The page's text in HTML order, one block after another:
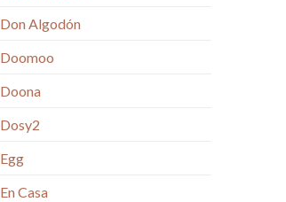
Don Algodón
Doomoo
Doona
Dosy2
Egg
En Casa